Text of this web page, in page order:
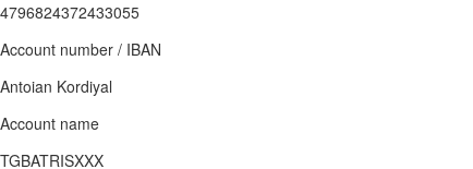
4796824372433055
Account number / IBAN
Antoian Kordiyal
Account name
TGBATRISXXX